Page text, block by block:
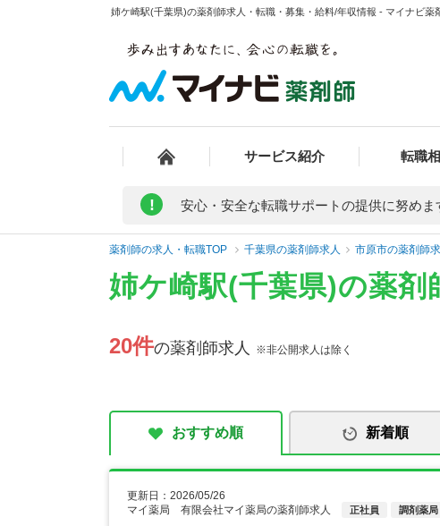
姉ケ崎駅(千葉県)の薬剤師求人・転職・募集・給料/年収情報 - マイナビ薬
サービス紹介 転職
! 安心・安全な転職サポートの提供に努めま
薬剤師の求人・転職TOP 千葉県の薬剤師求人 市原市の薬剤師
姉ケ崎駅(千葉県)の薬剤
20件の薬剤師求人 ※非公開求人は除く
おすすめ順 新着順
更新日：2026/05/26
マイ薬局 有限会社マイ薬局の薬剤師求人
正社員 調剤薬局